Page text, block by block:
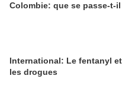
Colombie: que se passe-t-
International: Le fentanyl
les drogues